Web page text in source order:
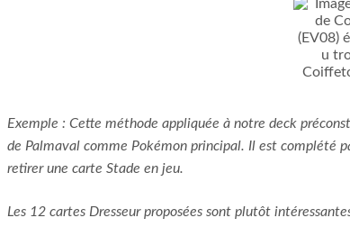
Exemple : Cette méthode appliquée à notre deck
de Palmaval comme Pokémon principal. Il est complété
retirer une carte Stade en jeu.
Les 12 cartes Dresseur proposées sont plutôt